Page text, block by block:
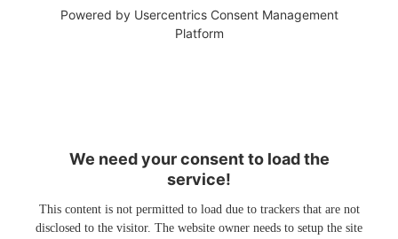
Powered by Usercentrics Consent Management
Platform
We need your consent to load the
service!
This content is not permitted to load due to trackers that are not
disclosed to the visitor. The website owner needs to setup the site